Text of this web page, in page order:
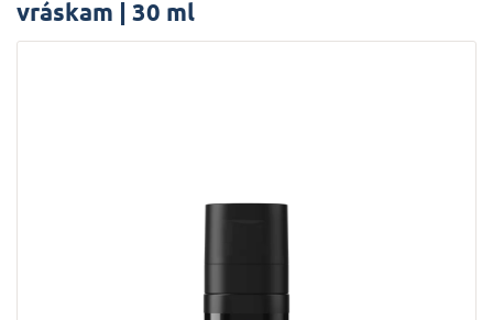
vráskam | 30 ml